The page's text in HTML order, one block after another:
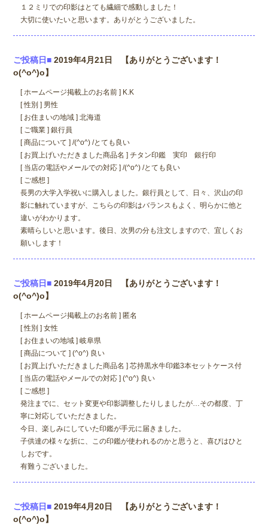
１２ミリでの印影はとても繊細で感動しました！
大切に使いたいと思います。ありがとうございました。
ご投稿日■ 2019年4月21日 【ありがとうございます！
o(^o^)o】
[ ホームページ掲載上のお名前 ] K.K
[ 性別 ] 男性
[ お住まいの地域 ] 北海道
[ ご職業 ] 銀行員
[ 商品について ] /(^o^) /とても良い
[ お買上げいただきました商品名 ] チタン印鑑 実印 銀行印
[ 当店の電話やメールでの対応 ] /(^o^) /とても良い
[ ご感想 ]
長男の大学入学祝いに購入しました。銀行員として、日々、沢山の印
影に触れていますが、こちらの印影はバランスもよく、明らかに他と
違いがわかります。
素晴らしいと思います。後日、次男の分も注文しますので、宜しくお
願いします！
ご投稿日■ 2019年4月20日 【ありがとうございます！
o(^o^)o】
[ ホームページ掲載上のお名前 ] 匿名
[ 性別 ] 女性
[ お住まいの地域 ] 岐阜県
[ 商品について ] (^o^) 良い
[ お買上げいただきました商品名 ] 芯持黒水牛印鑑3本セットケース付
[ 当店の電話やメールでの対応 ] (^o^) 良い
[ ご感想 ]
発注までに、セット変更や印影調整したりしましたが…その都度、丁
寧に対応していただきました。
今日、楽しみにしていた印鑑が手元に届きました。
子供達の様々な折に、この印鑑が使われるのかと思うと、喜びはひと
しおです。
有難うございました。
ご投稿日■ 2019年4月20日 【ありがとうございます！
o(^o^)o】